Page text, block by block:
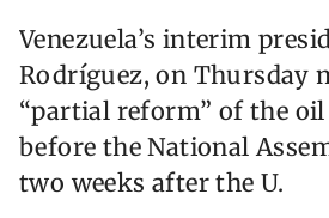
Venezuela’s interim
Rodríguez, on Thursday
“partial reform” of the oil
before the National
two weeks after the U.